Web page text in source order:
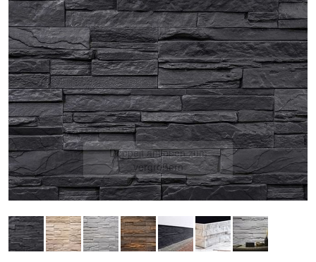
Doppelt antippen zum
vergrößern